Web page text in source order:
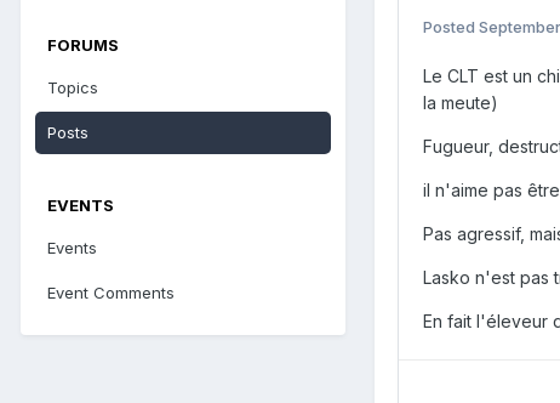
FORUMS
Topics
Posts
EVENTS
Events
Event Comments
Posted
Le CLT est un
la meute)
Fugueur,
il n'aime pas
Pas agressif,
Lasko n'est pas
En fait l'éleveur